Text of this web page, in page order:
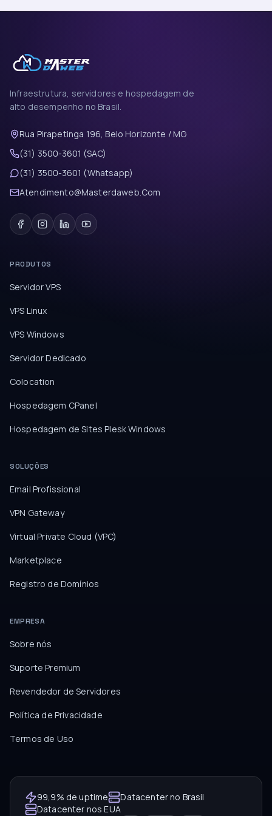
Infraestrutura, servidores e hospedagem de
alto desempenho no Brasil.
Rua Pirapetinga 196, Belo Horizonte / MG
(31) 3500-3601 (SAC)
(31) 3500-3601 (Whatsapp)
Atendimento@Masterdaweb.Com
PRODUTOS
Servidor VPS
VPS Linux
VPS Windows
Servidor Dedicado
Colocation
Hospedagem CPanel
Hospedagem de Sites Plesk Windows
SOLUÇÕES
Email Profissional
VPN Gateway
Virtual Private Cloud (VPC)
Marketplace
Registro de Domínios
EMPRESA
Sobre nós
Suporte Premium
Revendedor de Servidores
Política de Privacidade
Termos de Uso
99,9% de uptime
Datacenter no Brasil
Datacenter nos EUA